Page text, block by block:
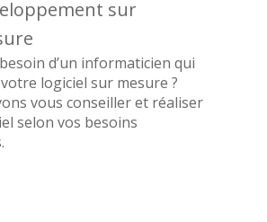
sur
d’un informaticien qui
logiciel sur mesure ?
vous conseiller et réaliser
selon vos besoins